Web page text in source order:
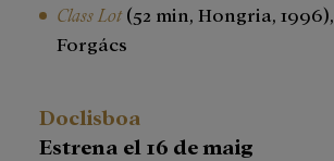
Class Lot (52 min, Hongria,
Forgács
Doclisboa
Estrena el 16 de maig